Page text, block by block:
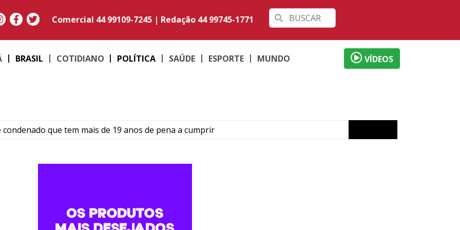
Comercial 44 99109-7245 | Redação 44 99745-1771
BRASIL COTIDIANO POLÍTICA SAÚDE ESPORTE MUNDO VÍDEOS
condenado que tem mais de 19 anos de pena a cumprir
colisão entre carro e motocicleta no centro de Umuarama